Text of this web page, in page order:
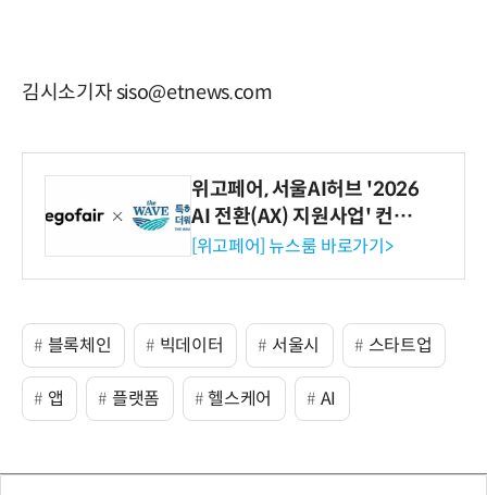
김시소기자 siso@etnews.com
위고페어, 서울AI허브 '2026
AI 전환(AX) 지원사업' 컨소
시엄 선정
[위고페어] 뉴스룸 바로가기>
블록체인 빅데이터 서울시 스타트업
앱 플랫폼 헬스케어 AI